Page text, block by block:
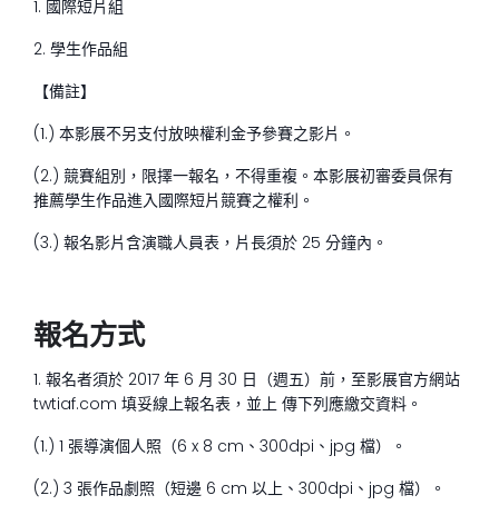
1. 國際短片組
2. 學生作品組
【備註】
(1.) 本影展不另支付放映權利金予參賽之影片。
(2.) 競賽組別，限擇一報名，不得重複。本影展初審委員保有
推薦學生作品進入國際短片競賽之權利。
(3.) 報名影片含演職人員表，片長須於 25 分鐘內。
報名方式
1. 報名者須於 2017 年 6 月 30 日（週五）前，至影展官方網站
twtiaf.com 填妥線上報名表，並上 傳下列應繳交資料。
(1.) 1 張導演個人照（6 x 8 cm、300dpi、jpg 檔）。
(2.) 3 張作品劇照（短邊 6 cm 以上、300dpi、jpg 檔）。